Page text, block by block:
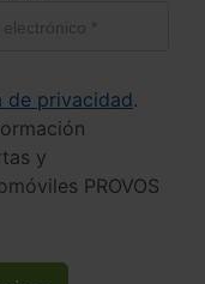
de privacidad.
y
PROVOS